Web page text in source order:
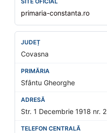
primaria-constanta.ro
Covasna
Sfântu Gheorghe
Str. 1 Decembrie 1918 nr. 2